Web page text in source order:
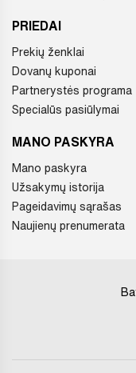
PRIEDAI
Prekių ženklai
Dovanų kuponai
Partnerystės programa
Specialūs pasiūlymai
MANO PASKYRA
Mano paskyra
Užsakymų istorija
Pageidavimų sąrašas
Naujienų prenumerata